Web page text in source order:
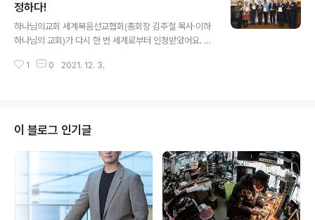
지”라며 “현대차 그룹이 꿈꾸는 미래 비전은 2040년까지
‘누구나, 모든 것에, 어디에나’ (수소를) 쓸 수 있도록 하는
것”이라고 강조했어요. 자동차산업은 환경(E)과 밀접한 연
관성을 갖는다. 시대의 트렌드는 자동차의 탈(脫) 내연기관
화, 공급망의 탈(脫) 탄소화다. 그 대안을 찾는 여정에서 현
정하다!
하나님의교회 세계복음선교협회(총회장 김주철 목사·이하
하나님의 교회)가 다시 한 번 세계로부터 인정받았어요. 이
‘아세즈 와오(ASEZ WAO)’는 유럽연합과 영국 환경청이
단체인 ‘그린 오가니제이션(The Green Organisatio
n)’이 주관하는 이 상은 전 세계에서 이뤄지는 우수 환경 활
동 사례를 발굴해 지원한다. 1994년 그린애플상(그린애플
환경상)으로 시작해 그린월드상으로 확대됐다. 관련 분야
전문가들이 환경활동에 대한 혁신성·헌신성·사회적 이익·
미래발전 계획 등 9가..
1 0 2021. 12. 3.
이 블로그 인기글